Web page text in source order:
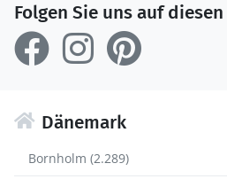
Folgen Sie uns auf
Dänemark
Bornholm (2.289)